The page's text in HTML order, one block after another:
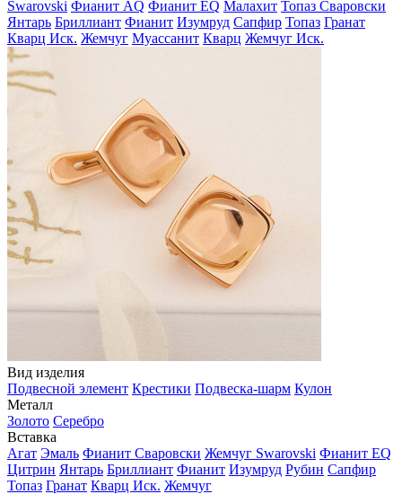
Swarovski Фианит AQ Фианит EQ Малахит Топаз Сваровски
Янтарь Бриллиант Фианит Изумруд Сапфир Топаз Гранат
Кварц Иск. Жемчуг Муассанит Кварц Жемчуг Иск.
Вид изделия
Подвесной элемент Крестики Подвеска-шарм Кулон
Металл
Золото Серебро
Вставка
Агат Эмаль Фианит Сваровски Жемчуг Swarovski Фианит EQ
Цитрин Янтарь Бриллиант Фианит Изумруд Рубин Сапфир
Топаз Гранат Кварц Иск. Жемчуг